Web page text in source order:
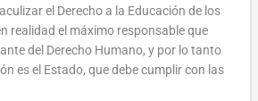
el Derecho a la Educación de los
realidad el máximo responsable que
del Derecho Humano, y por lo tanto
es el Estado, que debe cumplir con las